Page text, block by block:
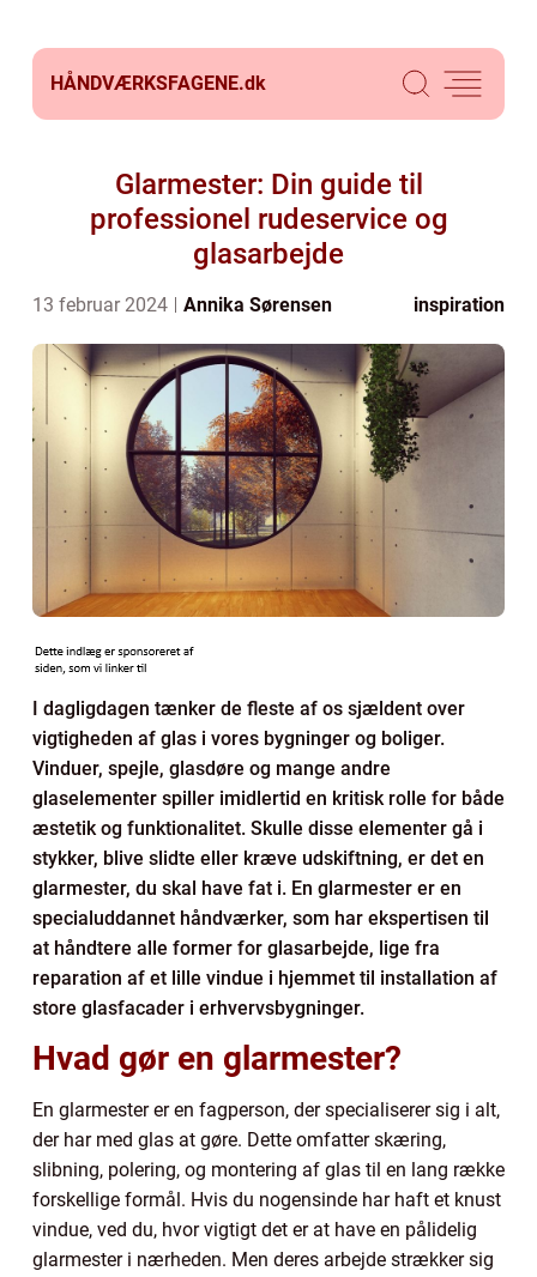
HÅNDVÆRKSFAGENE.dk
Glarmester: Din guide til
professionel rudeservice og
glasarbejde
13 februar 2024 Annika Sørensen inspiration
I dagligdagen tænker de fleste af os sjældent over
vigtigheden af glas i vores bygninger og boliger.
Vinduer, spejle, glasdøre og mange andre
glaselementer spiller imidlertid en kritisk rolle for både
æstetik og funktionalitet. Skulle disse elementer gå i
stykker, blive slidte eller kræve udskiftning, er det en
glarmester, du skal have fat i. En glarmester er en
specialuddannet håndværker, som har ekspertisen til
at håndtere alle former for glasarbejde, lige fra
reparation af et lille vindue i hjemmet til installation af
store glasfacader i erhvervsbygninger.
Hvad gør en glarmester?
En glarmester er en fagperson, der specialiserer sig i alt,
der har med glas at gøre. Dette omfatter skæring,
slibning, polering, og montering af glas til en lang række
forskellige formål. Hvis du nogensinde har haft et knust
vindue, ved du, hvor vigtigt det er at have en pålidelig
glarmester i nærheden. Men deres arbejde strækker sig